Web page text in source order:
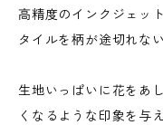
高精度のインクジェッ
タイルを柄が途切れな
生地いっぱいに花をあ
くなるような印象を与